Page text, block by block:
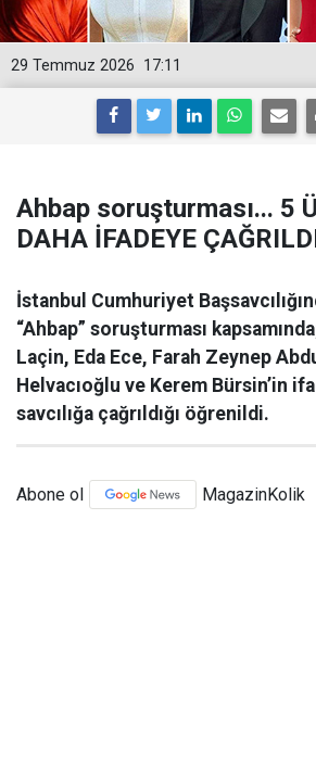
17:11
29 Temmuz 2026
Ahbap soruşturması... 5
DAHA İFADEYE
İstanbul Cumhuriyet
“Ahbap” soruşturması
Laçin, Eda Ece, Farah Zeynep
Helvacıoğlu ve Kerem Bürsin’in
savcılığa çağrıldığı öğrenildi.
Abone ol MagazinKolik